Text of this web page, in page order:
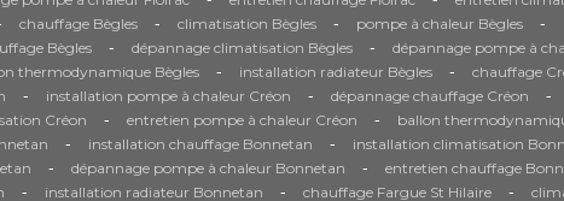
chauffage Bègles - climatisation Bègles - pompe à chaleur Bègles -
Bègles - dépannage climatisation Bègles - dépannage pompe à
thermodynamique Bègles - installation radiateur Bègles - chauffage
- installation pompe à chaleur Créon - dépannage chauffage Créon -
Créon - entretien pompe à chaleur Créon - ballon
- installation chauffage Bonnetan - installation climatisation
- dépannage pompe à chaleur Bonnetan - entretien chauffage
- installation radiateur Bonnetan - chauffage Fargue St Hilaire -